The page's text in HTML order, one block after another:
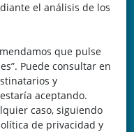
el análisis de los
que pulse
Puede consultar en
y
aceptando.
caso, siguiendo
de privacidad y